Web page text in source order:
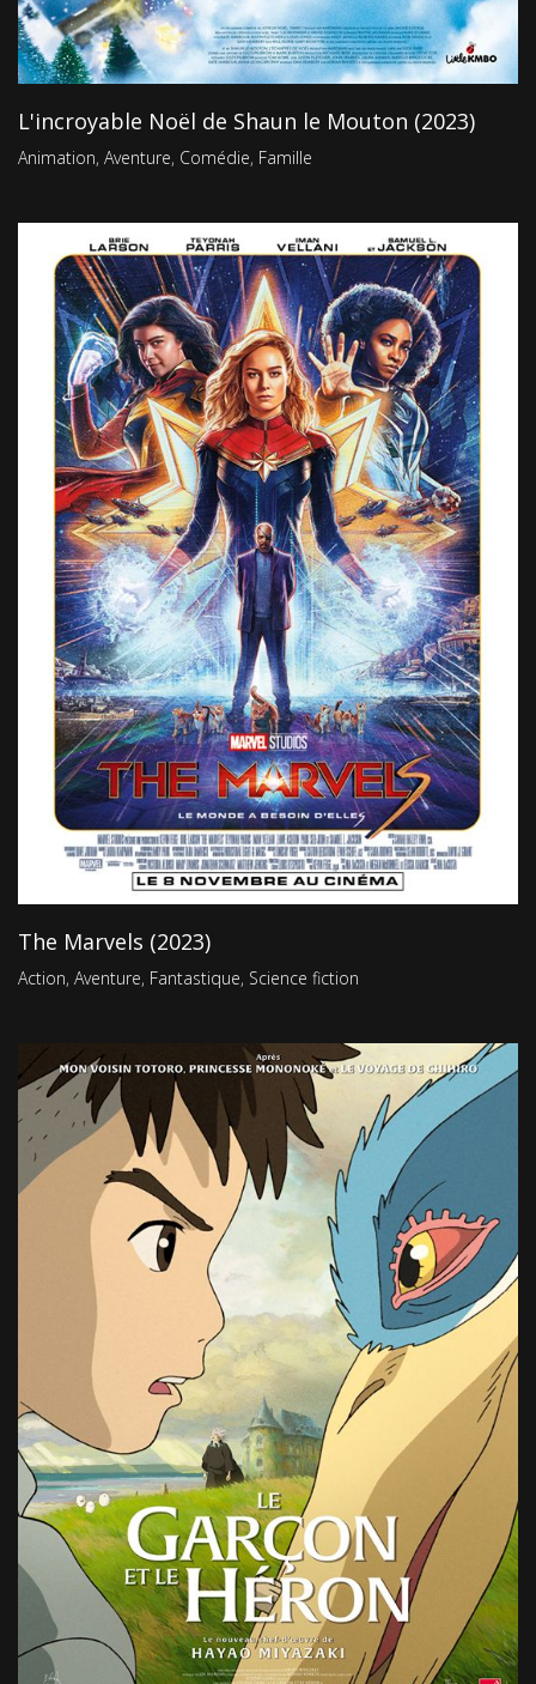
L'incroyable Noël de Shaun le Mouton (2023)
Animation, Aventure, Comédie, Famille
The Marvels (2023)
Action, Aventure, Fantastique, Science fiction